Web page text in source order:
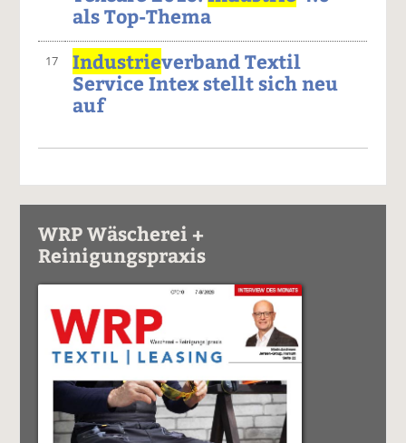
als Top-Thema
17 Industrieverband Textil
Service Intex stellt sich neu
auf
WRP Wäscherei +
Reinigungspraxis